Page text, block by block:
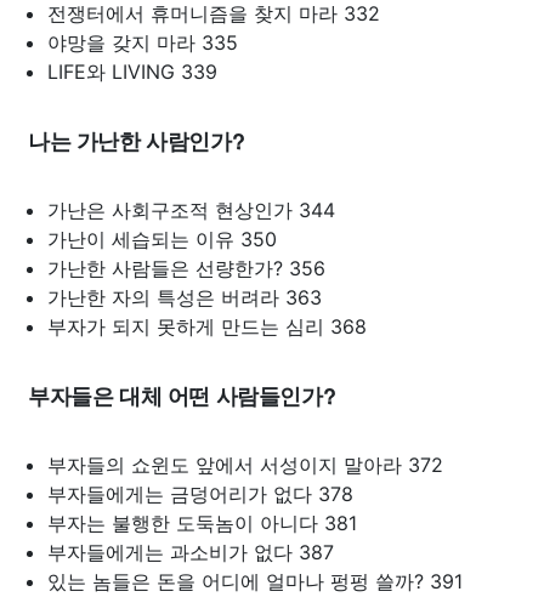
전쟁터에서 휴머니즘을 찾지 마라 332
야망을 갖지 마라 335
LIFE와 LIVING 339
나는 가난한 사람인가?
가난은 사회구조적 현상인가 344
가난이 세습되는 이유 350
가난한 사람들은 선량한가? 356
가난한 자의 특성은 버려라 363
부자가 되지 못하게 만드는 심리 368
부자들은 대체 어떤 사람들인가?
부자들의 쇼윈도 앞에서 서성이지 말아라 372
부자들에게는 금덩어리가 없다 378
부자는 불행한 도둑놈이 아니다 381
부자들에게는 과소비가 없다 387
있는 놈들은 돈을 어디에 얼마나 펑펑 쓸까? 391